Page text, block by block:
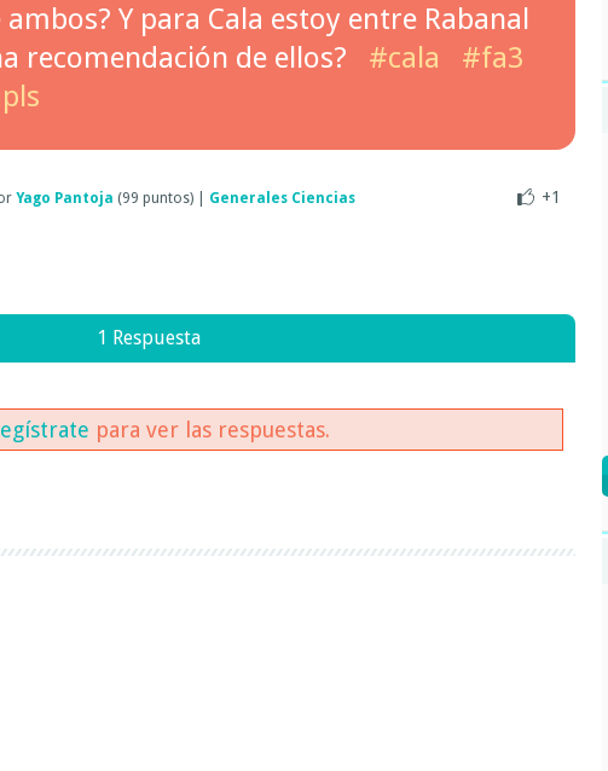
Y para Cala estoy entre Rabanal
recomendación de ellos?
#cala
#fa3
+1
Yago Pantoja (99 puntos) Generales Ciencias
1 Respuesta
para ver las respuestas.